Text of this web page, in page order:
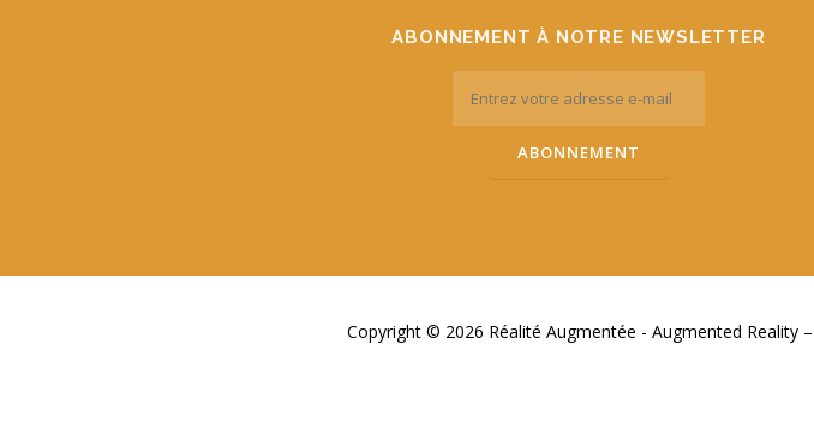
ABONNEMENT À NOTRE NEWSLETTER
Copyright © 2026 Réalité Augmentée - Augmented Reality –